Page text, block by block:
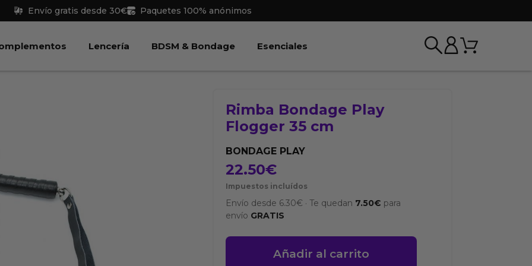
Envío gratis desde 30€ Paquetes 100% anónimos
Juguetes Abrir Complementos
Lencería Abrir Lencería
BDSM & Bondage Abrir BDSM & Bondage
Esenciales Carrito
Rimba Bondage Play
Flogger 35 cm
BONDAGE PLAY
22.50€
Impuestos incluídos
Envío desde 6.30€ ·Te quedan 7.50€ para
envío GRATIS
Rimba
Añadir al carrito